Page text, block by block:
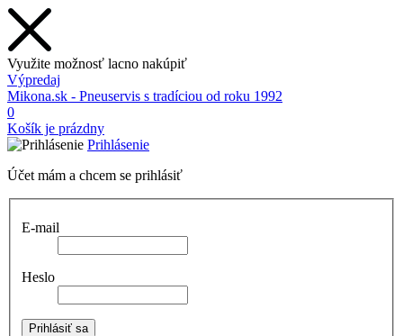
Využite možnosť lacno nakúpiť
Výpredaj
Mikona.sk - Pneuservis s tradíciou od roku 1992
0
Košík je prázdny
Prihlásenie
Účet mám a chcem se prihlásiť
E-mail
Heslo